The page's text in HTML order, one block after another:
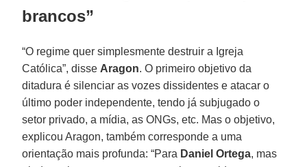
brancos”
“O regime quer simplesmente destruir a Igreja
Católica”, disse Aragon. O primeiro objetivo da
ditadura é silenciar as vozes dissidentes e atacar o
último poder independente, tendo já subjugado o
setor privado, a mídia, as ONGs, etc. Mas o objetivo,
explicou Aragon, também corresponde a uma
orientação mais profunda: “Para Daniel Ortega, mas